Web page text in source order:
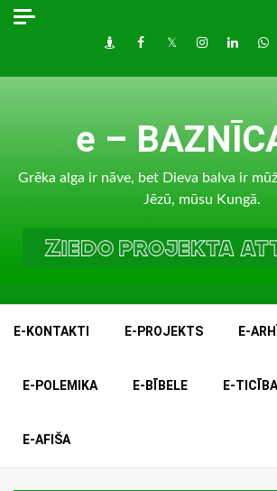
Skip
DraugiemFacebook
TwitterInstagram
LinkedIn
e –
Grēka alga ir nāve, bet Dieva balva ir
Jēzū, mūsu Kungā.
E-KONTAKTI E-PROJEKTS E-
E-POLEMIKA E-BĪBELE E-TICĪBA
E-AFIŠA